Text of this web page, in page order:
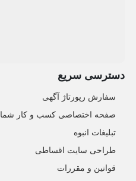
دسترسی سریع
سفارش رپورتاژ آگهی
صفحه اختصاصی کسب و کار شما
تبلیغات انبوه
طراحی سایت اقساطی
قوانین و مقررات